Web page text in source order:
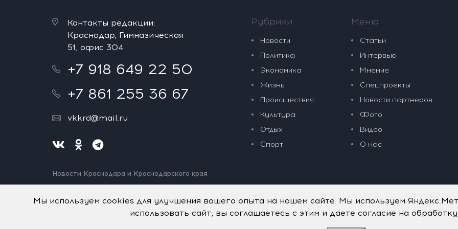
Контакты редакции:
Краснодар, Гимназическая
51, офис 304
+7 918 649 22 50
+7 861 255 36 67
vkkrd@mail.ru
Новости Краснодара и Краснодарского края
Нашли ошибку? Выделите и нажмите Ctrl+Enter.
Рубрики
Новости
Политика
Экономика
Жизнь
Происшествия
Культура
Отдых
Спорт
Меню
Статьи
Интервью
Мнение
Спецпроекты
Новости партнеров
Фото
Видео
О нас
Мы используем cookies для улучшения вашего опыта на нашем сайте. Мы используем
использовать сайт, вы соглашаетесь с этим и даете согласие на